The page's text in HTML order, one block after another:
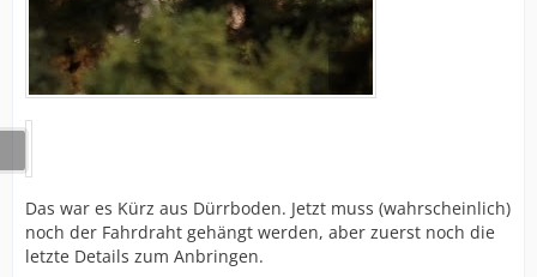
Das war es Kürz aus Dürrboden. Jetzt muss (wahrscheinlich)
noch der Fahrdraht gehängt werden, aber zuerst noch die
letzte Details zum Anbringen.